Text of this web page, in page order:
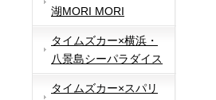
湖MORI MORI
タイムズカー×横浜・
八景島シーパラダイス
タイムズカー×スパリ